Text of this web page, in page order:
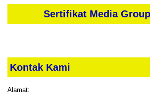
Sertifikat Media
Kontak Kami
Alamat: